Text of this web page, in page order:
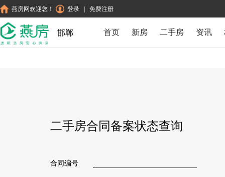
燕房网欢迎您！ 登录 免费注册
邯郸 首页 新房 二手房 资讯
二手房合同备案状态查询
合同编号